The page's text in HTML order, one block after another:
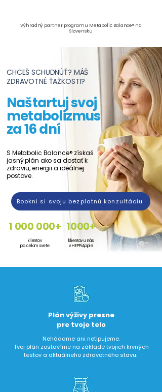
Výhradný partner programu Metabolic Balance® na
Slovensku
CHCEŠ SCHUDNÚŤ? MÁŠ
ZDRAVOTNÉ ŤAŽKOSTI?
Naštartuj svoj
metabolizmus
za 16 dní
S Metabolic Balance® získaš
jasný plán ako sa dostať k
zdraviu, energii a ideálnej
postave.
Bookni si svoju bezplatnú konzultáciu
klientov u nás
v HEPPiApple
klientov
po celom svete
1000+
1 000 000+
Plán výživy presne
pre tvoje telo
Nehádame ani netipujeme.
Tvoj plán zostavíme na základe tvojich krvných
testov a aktuálneho zdravotného stavu.